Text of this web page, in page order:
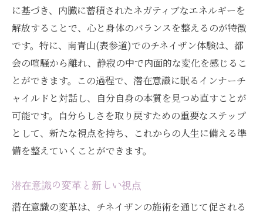
に基づき、内臓に蓄積されたネガティブなエネルギーを
解放することで、心と身体のバランスを整えるのが特徴
です。特に、南青山(表参道)でのチネイザン体験は、都
会の喧騒から離れ、静寂の中で内面的な変化を感じるこ
とができます。この過程で、潜在意識に眠るインナーチ
ャイルドと対話し、自分自身の本質を見つめ直すことが
可能です。自分らしさを取り戻すための重要なステップ
として、新たな視点を持ち、これからの人生に備える準
備を整えていくことができます。
潜在意識の変革と新しい視点
潜在意識の変革は、チネイザンの施術を通じて促される